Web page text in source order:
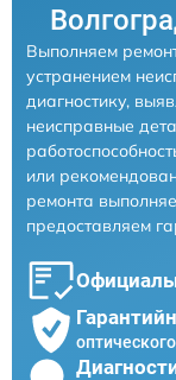
Выполняем
устранением
диагностику,
неисправные
или
ремонта
предоставляем